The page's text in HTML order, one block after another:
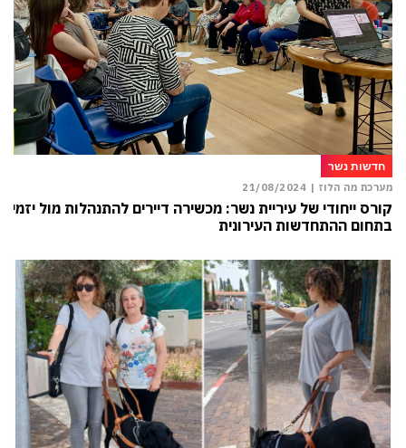
חדשות נשר
מערכת מה הלוז | 21/08/2024
קורס ייחודי של עיריית נשר: מכשירה דיירים להתנהלות מול יזמים
בתחום ההתחדשות העירונית